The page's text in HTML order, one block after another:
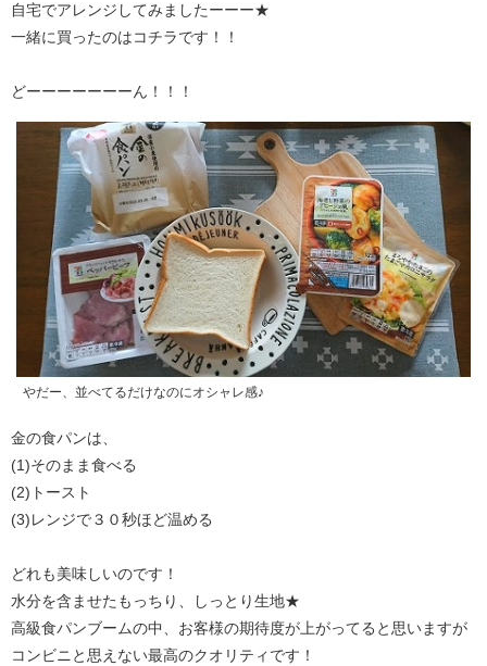
自宅でアレンジしてみましたーーー★
一緒に買ったのはコチラです！！
どーーーーーーーん！！！
やだー、並べてるだけなのにオシャレ感♪
金の食パンは、
(1)そのまま食べる
(2)トースト
(3)レンジで３０秒ほど温める
どれも美味しいのです！
水分を含ませたもっちり、しっとり生地★
高級食パンブームの中、お客様の期待度が上がってると思いますが
コンビニと思えない最高のクオリティです！